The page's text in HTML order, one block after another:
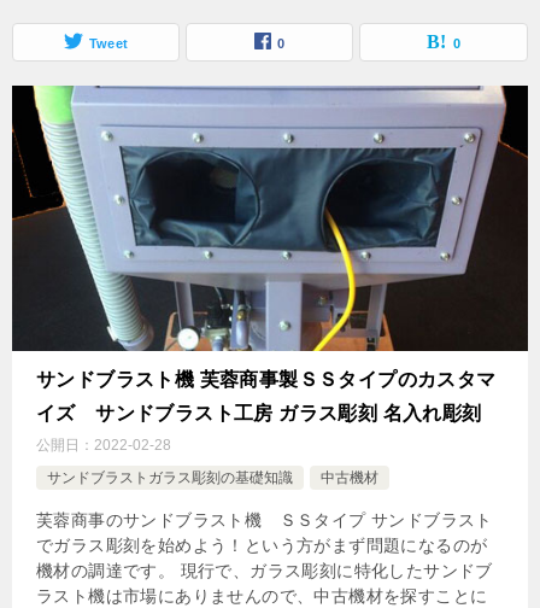
Tweet 0 0
サンドブラスト機 芙蓉商事製ＳＳタイプのカスタマ
イズ サンドブラスト工房 ガラス彫刻 名入れ彫刻
公開日： 2022-02-28
サンドブラストガラス彫刻の基礎知識
中古機材
芙蓉商事のサンドブラスト機 ＳＳタイプ サンドブラスト
でガラス彫刻を始めよう！という方がまず問題になるのが
機材の調達です。 現行で、ガラス彫刻に特化したサンドブ
ラスト機は市場にありませんので、中古機材を探すことに